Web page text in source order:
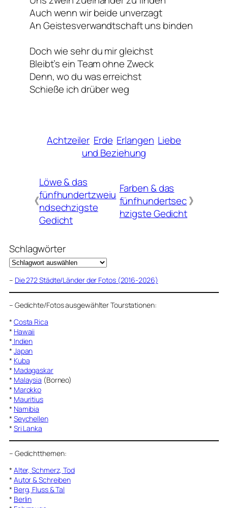
Auch wenn wir beide unverzagt
An Geistesverwandtschaft uns binden
Doch wie sehr du mir gleichst
Bleibt’s ein Team ohne Zweck
Denn, wo du was erreichst
Schieße ich drüber weg
Achtzeiler Erde Erlangen Liebe
und Beziehung
《
Löwe & das
fünfhundertzweiu
ndsechzigste
Gedicht
Farben & das
fünfhundertsec
hzigste Gedicht
》
Schlagwörter
– Die 272 Städte/Länder der Fotos (2016-2026)
– Gedichte/Fotos ausgewählter Tourstationen:
* Costa Rica
* Hawaii
* Indien
* Japan
* Kuba
* Madagaskar
* Malaysia (Borneo)
* Marokko
* Mauritius
* Namibia
* Seychellen
* Sri Lanka
– Gedichtthemen:
* Alter, Schmerz, Tod
* Autor & Schreiben
* Berg, Fluss & Tal
* Berlin